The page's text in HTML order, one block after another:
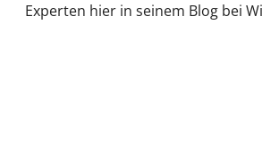
Experten hier in seinem Blog bei